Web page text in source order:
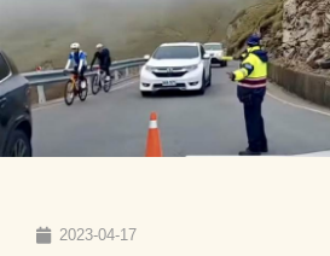
2023-04-17